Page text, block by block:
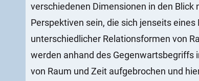
verschiedenen Dimensionen in den Blick
Perspektiven sein, die sich jenseits
unterschiedlicher Relationsformen von
werden anhand des Gegenwartsbegriffs
von Raum und Zeit aufgebrochen und